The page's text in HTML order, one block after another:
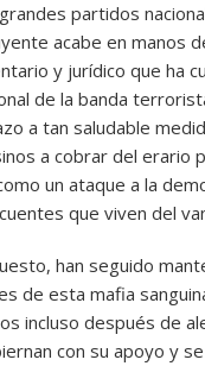
partidos
acabe en manos
y jurídico que ha
de la banda
a tan saludable
a cobrar del erario
un ataque a la
que viven del
han seguido
de esta mafia
incluso después de
con su apoyo y